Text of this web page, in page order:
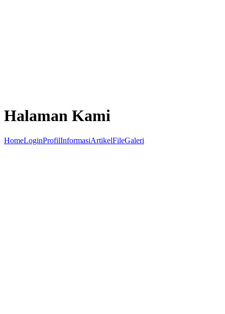
Halaman Kami
HomeLoginProfilInformasiArtikelFileGaleri